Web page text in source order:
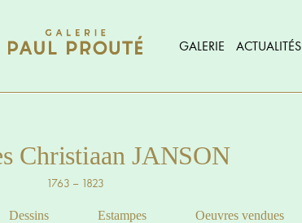
GALERIE ACTUALITÉS
Christiaan JANSON
1763 – 1823
Dessins Estampes Oeuvres vendues